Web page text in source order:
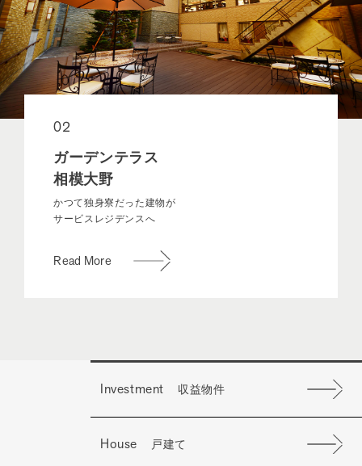
02
ガーデンテラス
相模大野
かつて独身寮だった建物が
サービスレジデンスへ
Read More
Investment 収益物件
House 戸建て